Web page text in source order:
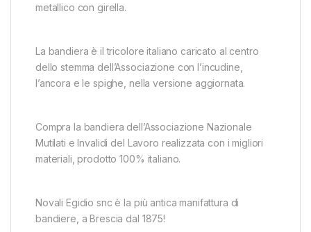
metallico con girella.
La bandiera è il tricolore italiano caricato al centro
dello stemma dell’Associazione con l’incudine,
l’ancora e le spighe, nella versione aggiornata.
Compra la bandiera dell’Associazione Nazionale
Mutilati e Invalidi del Lavoro realizzata con i migliori
materiali, prodotto 100% italiano.
Novali Egidio snc è la più antica manifattura di
bandiere, a Brescia dal 1875!